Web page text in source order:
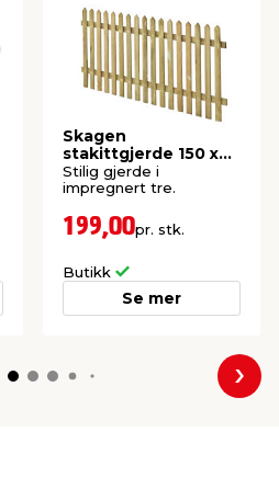
Skagen
stakittgjerde 150 x
70 cm
Stilig gjerde i
impregnert tre.
199,00pr. stk.
Butikk
Se mer